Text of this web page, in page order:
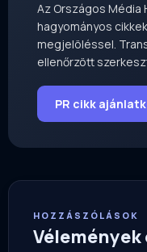
Az Országos Média
hagyományos
megjelöléssel.
ellenőrzött
PR cikk
HOZZÁSZÓLÁSOK